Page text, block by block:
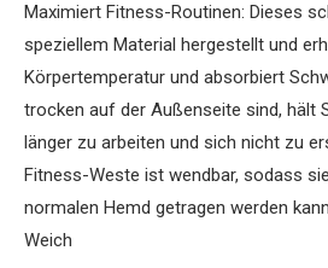
Maximiert Fitness-Routinen: Dieses
speziellem Material hergestellt und
Körpertemperatur und absorbiert
trocken auf der Außenseite sind, hält
länger zu arbeiten und sich nicht zu
Fitness-Weste ist wendbar, sodass
normalen Hemd getragen werden
Weich